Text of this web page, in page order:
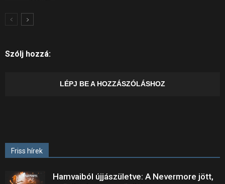
Szólj hozzá:
LÉPJ BE A HOZZÁSZÓLÁSHOZ
Friss hírek
Hamvaiból újjászületve: A Nevermore jött,